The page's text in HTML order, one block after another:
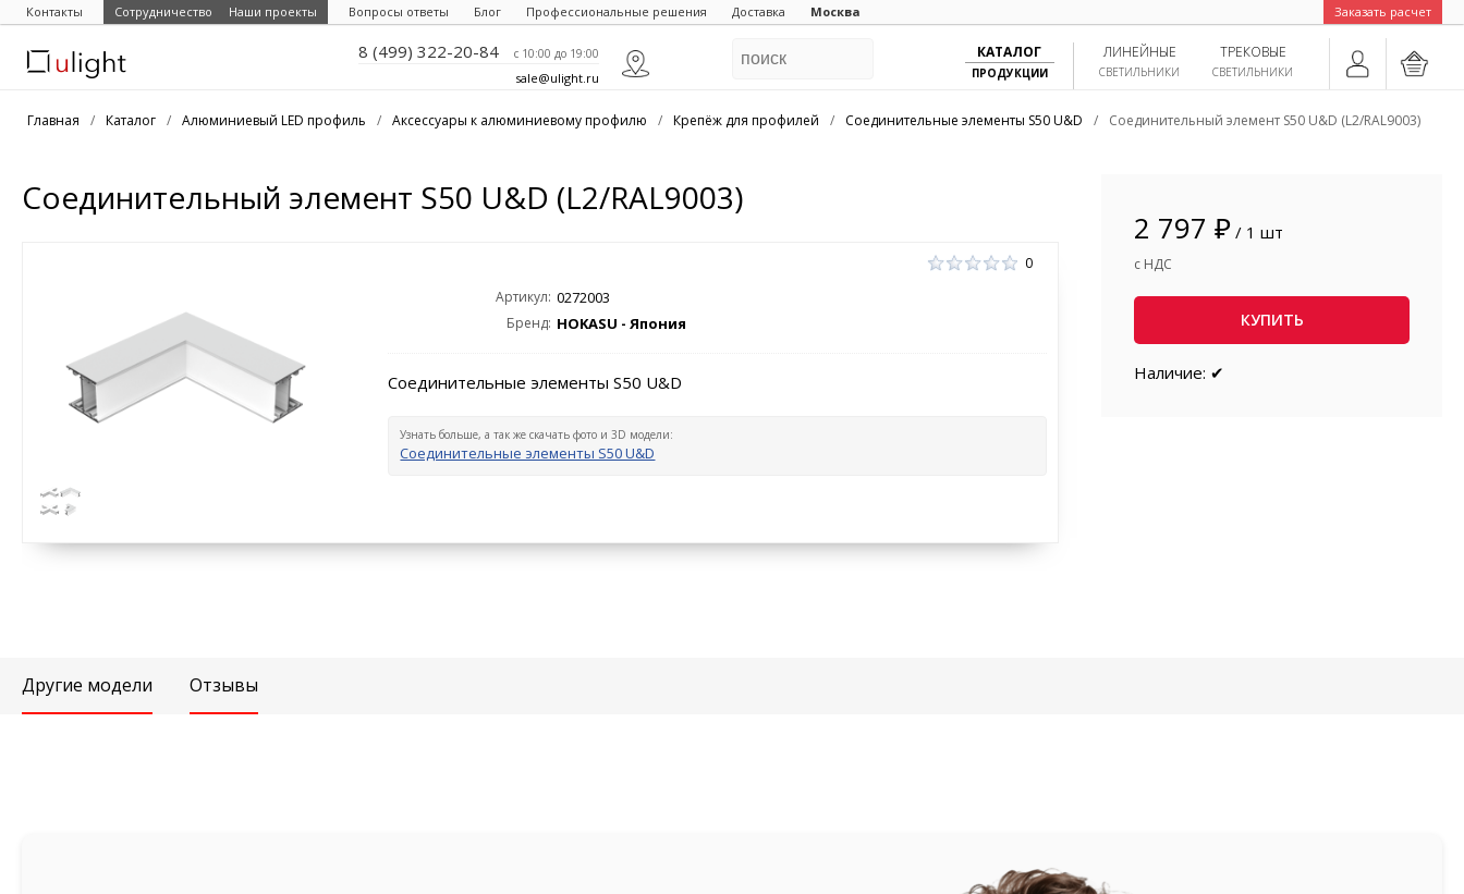
Контакты Сотрудничество Наши проекты Вопросы ответы Блог Профессиональные решения Доставка Москва Заказать расчет
8 (499) 322-20-84 c 10:00 до 19:00
sale@ulight.ru
ТРЕКОВЫЕ
СВЕТИЛЬНИКИ
ЛИНЕЙНЫЕ
СВЕТИЛЬНИКИ
КАТАЛОГ
ПРОДУКЦИИ
Главная / Каталог / Алюминиевый LED профиль / Аксессуары к алюминиевому профилю / Крепёж для профилей / Соединительные элементы S50 U&D / Соединительный элемент S50 U&D (L2/RAL9003)
Соединительный элемент S50 U&D (L2/RAL9003)
0
Артикул: 0272003
Бренд: HOKASU - Япония
Соединительные элементы S50 U&D
Узнать больше, а так же скачать фото и 3D модели:
Соединительные элементы S50 U&D
2 797 ₽ / 1 шт
с НДС
КУПИТЬ
Наличие: ✔
Другие модели Отзывы